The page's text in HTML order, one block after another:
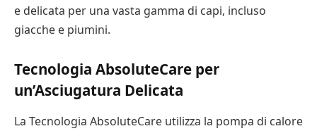
e delicata per una vasta gamma di capi, incluso
giacche e piumini.
Tecnologia AbsoluteCare per
un’Asciugatura Delicata
La Tecnologia AbsoluteCare utilizza la pompa di calore